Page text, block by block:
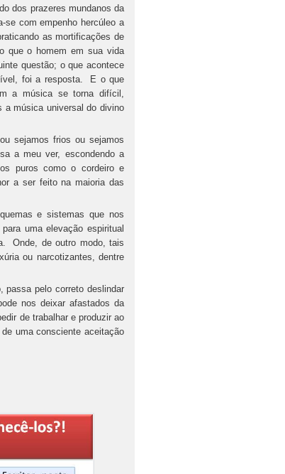
dos prazeres mundanos da
se com empenho hercúleo a
as mortificações de
que o homem em sua vida
questão; o que acontece
foi a resposta. E o que
a música se torna difícil,
a música universal do divino
sejamos frios ou sejamos
a meu ver, escondendo a
puros como o cordeiro e
a ser feito na maioria das
e sistemas que nos
uma elevação espiritual
Onde, de outro modo, tais
ou narcotizantes, dentre
passa pelo correto deslindar
nos deixar afastados da
de trabalhar e produzir ao
uma consciente aceitação